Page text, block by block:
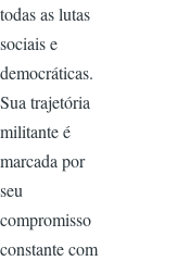
todas as lutas
sociais e
democráticas.
Sua trajetória
militante é
marcada por
seu
compromisso
constante com